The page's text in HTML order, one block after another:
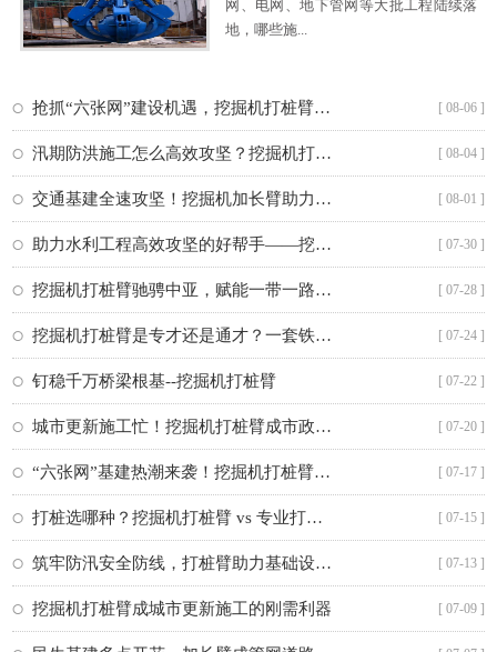
网、电网、地下管网等大批工程陆续落
地，哪些施...
抢抓“六张网”建设机遇，挖掘机打桩臂赋能多项基建工程 [ 08-06 ]
汛期防洪施工怎么高效攻坚？挖掘机打桩臂筑牢防汛安全屏障 [ 08-04 ]
交通基建全速攻坚！挖掘机加长臂助力路桥航道高效施工 [ 08-01 ]
助力水利工程高效攻坚的好帮手——挖掘机加长臂 [ 07-30 ]
挖掘机打桩臂驰骋中亚，赋能一带一路基建建设 [ 07-28 ]
挖掘机打桩臂是专才还是通才？一套铁臂解锁全能施工 [ 07-24 ]
钉稳千万桥梁根基--挖掘机打桩臂 [ 07-22 ]
城市更新施工忙！挖掘机打桩臂成市政建设“硬核帮手” [ 07-20 ]
“六张网”基建热潮来袭！挖掘机打桩臂成工程刚需装备 [ 07-17 ]
打桩选哪种？挖掘机打桩臂 vs 专业打桩机对比分析 [ 07-15 ]
筑牢防汛安全防线，打桩臂助力基础设施隐患加固 [ 07-13 ]
挖掘机打桩臂成城市更新施工的刚需利器 [ 07-09 ]